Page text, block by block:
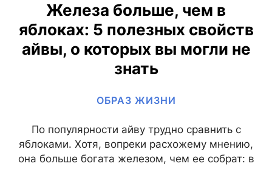
Железа больше, чем в
яблоках: 5 полезных свойств
айвы, о которых вы могли не
знать
ОБРАЗ ЖИЗНИ
По популярности айву трудно сравнить с
яблоками. Хотя, вопреки расхожему мнению,
она больше богата железом, чем ее собрат: в